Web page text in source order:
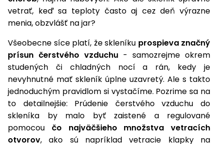
Náhradné
nože
Vidly
Štiepačky
dreva
vetiev
Špalíkovače
Fukáre a
vysávače
na lístie
Záhradné
boxy
Ochrana
rastlín
koše
Krhly
obrubníky
textílie
Odpudzovače
a pasce
Príslušenstvo
stoly
Vibračné
Transportéry
Rezačky
na
betón
Meracie
prístroje
Seniorské
Prilby
Doplnky
vetrať, keď sa teploty často aj cez deň výrazne
menia, obzvlášť na jar?
Všeobecne síce platí, že skleníku prospieva značný
prísun čerstvého vzduchu - samozrejme okrem
studených či chladných nocí a rán, kedy je
nevyhnutné mať skleník úplne uzavretý. Ale s takto
jednoduchým pravidlom si vystačíme. Pozrime sa na
to detailnejšie: Prúdenie čerstvého vzduchu do
skleníka by malo byť zaistené a regulované
pomocou čo najväčšieho množstva vetracích
otvorov, ako sú napríklad vetracie klapky na